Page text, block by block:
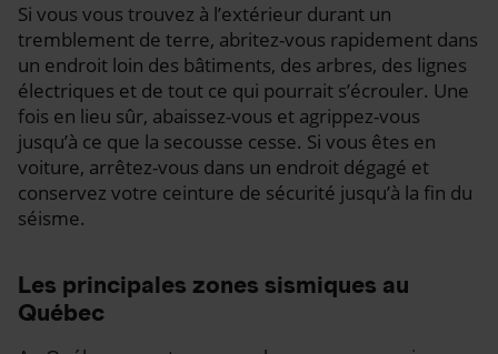
Si vous vous trouvez à l’extérieur durant un
tremblement de terre, abritez-vous rapidement dans
un endroit loin des bâtiments, des arbres, des lignes
électriques et de tout ce qui pourrait s’écrouler. Une
fois en lieu sûr, abaissez-vous et agrippez-vous
jusqu’à ce que la secousse cesse. Si vous êtes en
voiture, arrêtez-vous dans un endroit dégagé et
conservez votre ceinture de sécurité jusqu’à la fin du
séisme.
Les principales zones sismiques au
Québec